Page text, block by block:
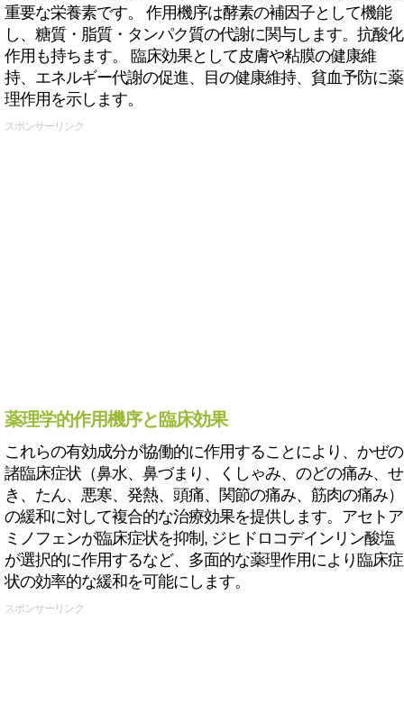
重要な栄養素です。 作用機序は酵素の補因子として機能
し、糖質・脂質・タンパク質の代謝に関与します。抗酸化
作用も持ちます。 臨床効果として皮膚や粘膜の健康維
持、エネルギー代謝の促進、目の健康維持、貧血予防に薬
理作用を示します。
スポンサーリンク
薬理学的作用機序と臨床効果
これらの有効成分が協働的に作用することにより、かぜの
諸臨床症状（鼻水、鼻づまり、くしゃみ、のどの痛み、せ
き、たん、悪寒、発熱、頭痛、関節の痛み、筋肉の痛み）
の緩和に対して複合的な治療効果を提供します。アセトア
ミノフェンが臨床症状を抑制, ジヒドロコデインリン酸塩
が選択的に作用するなど、多面的な薬理作用により臨床症
状の効率的な緩和を可能にします。
スポンサーリンク